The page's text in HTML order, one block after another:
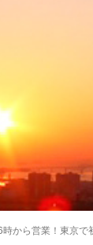
時から営業！東京で